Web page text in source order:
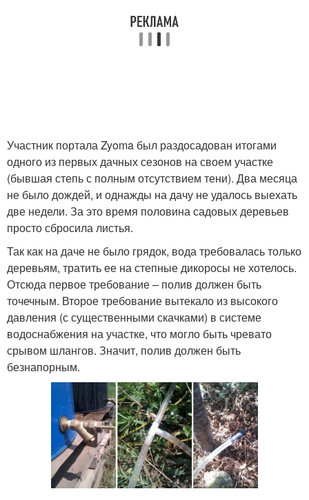
Участник портала Zyoma был раздосадован итогами
одного из первых дачных сезонов на своем участке
(бывшая степь с полным отсутствием тени). Два месяца
не было дождей, и однажды на дачу не удалось выехать
две недели. За это время половина садовых деревьев
просто сбросила листья.
Так как на даче не было грядок, вода требовалась только
деревьям, тратить ее на степные дикоросы не хотелось.
Отсюда первое требование – полив должен быть
точечным. Второе требование вытекало из высокого
давления (с существенными скачками) в системе
водоснабжения на участке, что могло быть чревато
срывом шлангов. Значит, полив должен быть
безнапорным.